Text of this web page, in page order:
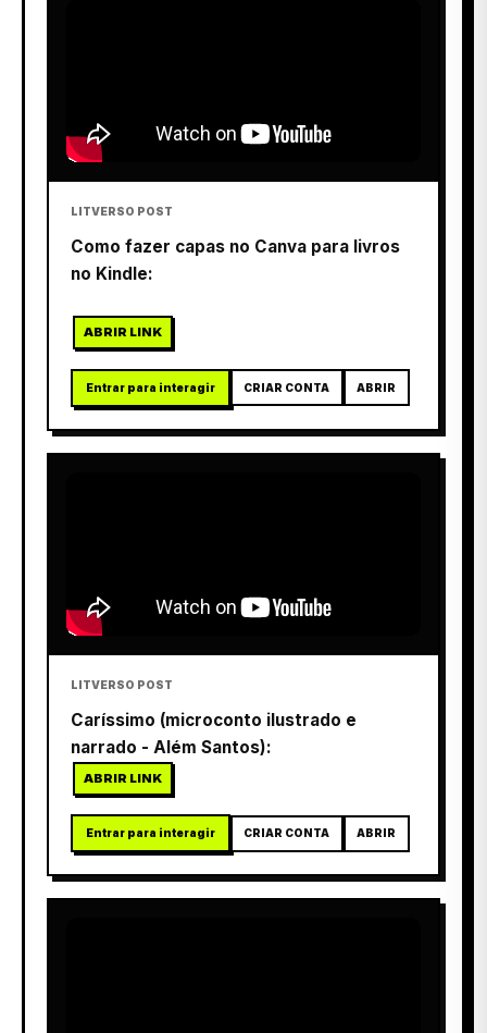
LITVERSO POST
Como fazer capas no Canva para livros
no Kindle:
ABRIR LINK
Entrar para interagir CRIAR CONTA ABRIR
LITVERSO POST
Caríssimo (microconto ilustrado e
narrado - Além Santos):
ABRIR LINK
Entrar para interagir CRIAR CONTA ABRIR